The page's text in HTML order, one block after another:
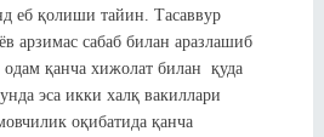
еб қолиши тайин. Тасаввур
арзимас сабаб билан аразлашиб
одам қанча хижолат билан қуда
эса икки халқ вакиллари
оқибатида қанча